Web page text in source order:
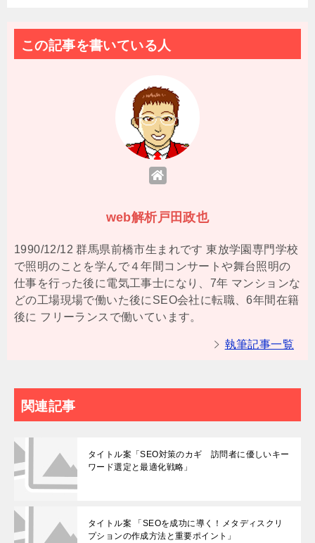
この記事を書いている人
web解析戸田政也
1990/12/12 群馬県前橋市生まれです 東放学園専門学校
で照明のことを学んで４年間コンサートや舞台照明の
仕事を行った後に電気工事士になり、7年 マンションな
どの工場現場で働いた後にSEO会社に転職、6年間在籍
後に フリーランスで働いています。
執筆記事一覧
関連記事
タイトル案「SEO対策のカギ 訪問者に優しいキー
ワード選定と最適化戦略」
タイトル案 「SEOを成功に導く！メタディスクリ
プションの作成方法と重要ポイント」